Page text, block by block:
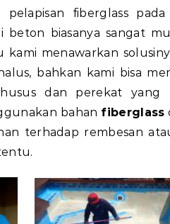
biasanya sangat
menawarkan
bahkan kami bisa
dan perekat yang
bahan fiberglass
terhadap rembesan